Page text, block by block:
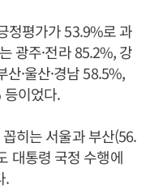
정평가가 53.9%로 과
광주·전라 85.2%, 강
·울산·경남 58.5%,
등이었다.
히는 서울과 부산(56.
대통령 국정 수행에
.